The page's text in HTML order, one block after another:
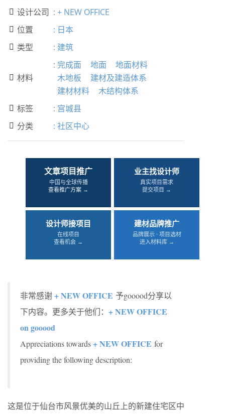
 设计公司 : + NEW OFFICE
 位置 : 日本
 类型 : 建筑
 材料
: 完成面 地面
地面材料
木地板
建材及建造体系
建材材料
木结构体系
 标签 : 宫城县
 分类 : 社区中心
文章项目推广
中国与全球传播
查看推广方案 →
业主找设计师
真实项目需求
提交项目 →
设计师接项目
在线项目
查看机会 →
建材品牌推广
品牌展示 · 项目选材
进入材料库 →
非常感谢+ NEW OFFICE 予gooood分享以
下内容。更多关于他们： + NEW OFFICE
on gooood
Appreciations towards+ NEW OFFICE for
providing the following description:
这是位于仙台市风景优美的山丘上的新建住宅区中